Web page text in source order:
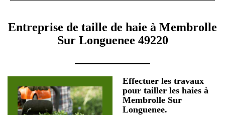
Entreprise de taille de haie à Membrolle
Sur Longuenee 49220
Effectuer les travaux
pour tailler les haies à
Membrolle Sur
Longuenee.